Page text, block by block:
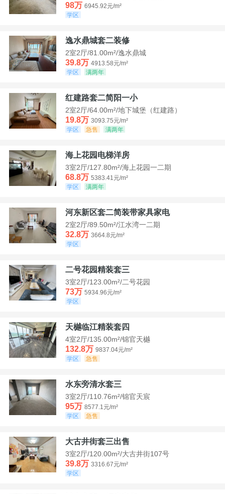
98万 6945.92元/m²
学区
逸水鼎城套二装修
2室2厅/81.00m²/逸水鼎城
39.8万 4913.58元/m²
学区
满两年
红建路套二简阳一小
2室2厅/64.00m²/地下城堡（红建路）
19.8万 3093.75元/m²
学区
急售 满两年
海上花园电梯洋房
3室2厅/127.80m²/海上花园一二期
68.8万 5383.41元/m²
学区
满两年
河东新区套二简装带家具家电
2室2厅/89.50m²/江水湾一二期
32.8万 3664.8元/m²
学区
二号花园精装套三
3室2厅/123.00m²/二号花园
73万 5934.96元/m²
学区
天樾临江精装套四
4室2厅/135.00m²/锦官天樾
132.8万 9837.04元/m²
学区
急售
水东旁清水套三
3室2厅/110.76m²/锦官天宸
95万 8577.1元/m²
学区
急售
大古井街套三出售
3室2厅/120.00m²/大古井街107号
39.8万 3316.67元/m²
学区